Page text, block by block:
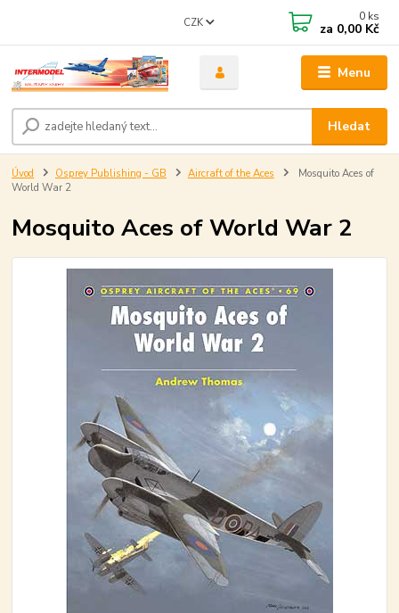
Menu
CZK
Hledat
0 ks
za 0,00 Kč
Úvod Osprey Publishing - GB Aircraft of the Aces
Mosquito Aces of
World War 2
Mosquito Aces of World War 2